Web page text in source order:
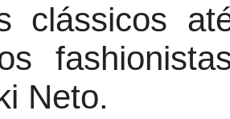
clássicos
Neto.